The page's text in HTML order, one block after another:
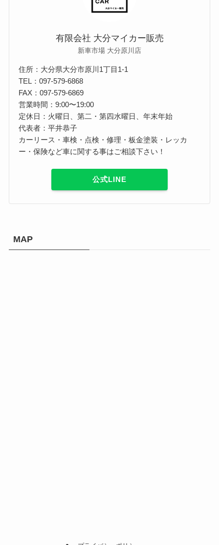
有限会社 大分マイカー販売
新車市場 大分原川店
住所：大分県大分市原川1丁目1-1
TEL：097-579-6868
FAX：097-579-6869
営業時間：9:00〜19:00
定休日：火曜日、第二・第四水曜日、年末年始
代表者：平井恭子
カーリース・車検・点検・修理・板金塗装・レッカ
ー・保険など車に関する事はご相談下さい！
公式LINE
MAP